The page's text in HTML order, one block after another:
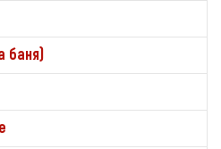
баня)